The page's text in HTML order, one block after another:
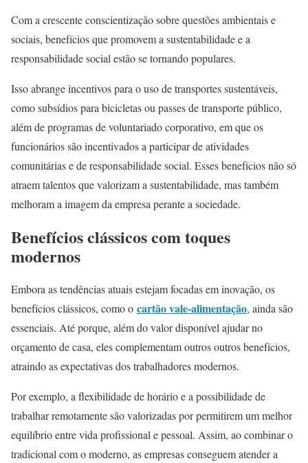
Com a crescente conscientização sobre questões ambientais e
sociais, benefícios que promovem a sustentabilidade e a
responsabilidade social estão se tornando populares.
Isso abrange incentivos para o uso de transportes sustentáveis,
como subsídios para bicicletas ou passes de transporte público,
além de programas de voluntariado corporativo, em que os
funcionários são incentivados a participar de atividades
comunitárias e de responsabilidade social. Esses benefícios não só
atraem talentos que valorizam a sustentabilidade, mas também
melhoram a imagem da empresa perante a sociedade.
Benefícios clássicos com toques
modernos
Embora as tendências atuais estejam focadas em inovação, os
benefícios clássicos, como o cartão vale-alimentação, ainda são
essenciais. Até porque, além do valor disponível ajudar no
orçamento de casa, eles complementam outros outros benefícios,
atraindo as expectativas dos trabalhadores modernos.
Por exemplo, a flexibilidade de horário e a possibilidade de
trabalhar remotamente são valorizadas por permitirem um melhor
equilíbrio entre vida profissional e pessoal. Assim, ao combinar o
tradicional com o moderno, as empresas conseguem atender a